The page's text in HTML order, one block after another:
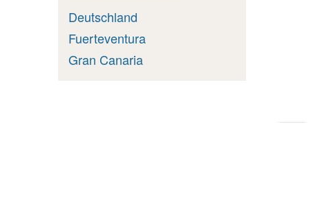
Deutschland
Fuerteventura
Gran Canaria